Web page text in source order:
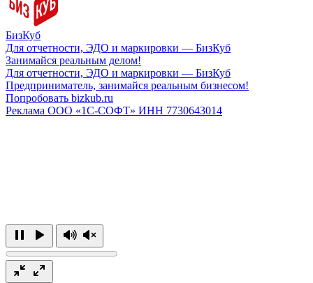
БизКуб
Для отчетности, ЭДО и маркировки — БизКуб
Занимайся реальным делом!
Для отчетности, ЭДО и маркировки — БизКуб
Предприниматель, занимайся реальным бизнесом!
Попробовать bizkub.ru
Реклама ООО «1С-СОФТ» ИНН 7730643014